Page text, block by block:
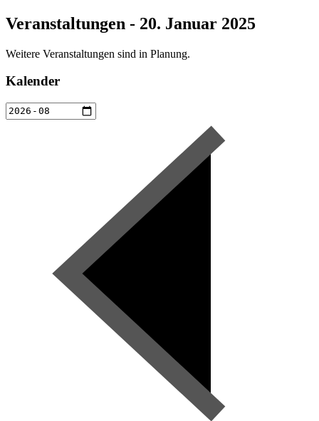
Veranstaltungen - 20. Januar 2025
Weitere Veranstaltungen sind in Planung.
Kalender